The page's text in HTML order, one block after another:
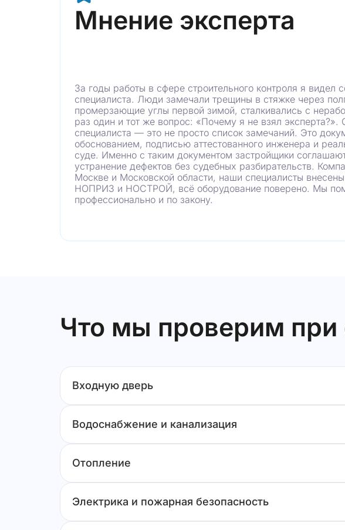
Следы краски на полотне и молдингах натяжного потолка
Коррозия на ручке межкомнатной двери
Уступы между смежными элементами короба и
Строительный раствор на коробе входной двери
Строительный раствор на ручке входной двери
Мусор в глазке входной двери
Отклонение поверхности стены от вертикали 37 мм
Мнение эксперта
За годы работы в сфере строительного контроля я видел
специалиста. Люди замечали трещины в стяжке через
промерзающие углы первой зимой, сталкивались с
раз один и тот же вопрос: «Почему я не взял
специалиста — это не просто список замечаний. Это
обоснованием, подписью аттестованного инженера и
суде. Именно с таким документом застройщики
устранение дефектов без судебных разбирательств.
Москве и Московской области, наши специалисты
НОПРИЗ и НОСТРОЙ, всё оборудование поверено. Мы
профессионально и по закону.
Что мы проверим при
Входную дверь
Водоснабжение и канализация
Отопление
Электрика и пожарная безопасность